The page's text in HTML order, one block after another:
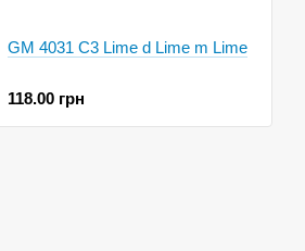
GM 4031 C3 Lime d Lime m Lime
118.00 грн